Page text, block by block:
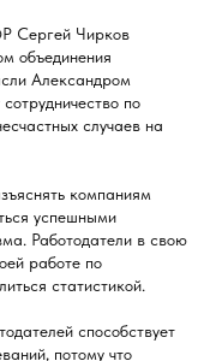
Сергей Чирков
объединения
Александром
по
случаев на
компаниям
успешными
Работодатели в свою
работе по
статистикой.
способствует
потому что